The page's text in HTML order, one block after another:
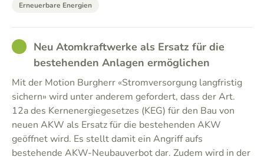
Erneuerbare Energien
GOODNeu Atomkraftwerke als Ersatz für die
bestehenden Anlagen ermöglichen
Mit der Motion Burgherr «Stromversorgung langfristig
sichern» wird unter anderem gefordert, dass der Art.
12a des Kernenergiegesetzes (KEG) für den Bau von
neuen AKW als Ersatz für die bestehenden AKW
geöffnet wird. Es stellt damit ein Angriff aufs
bestehende AKW-Neubauverbot dar. Zudem wird in der